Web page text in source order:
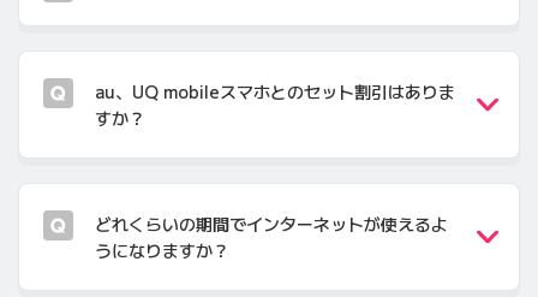
au、UQ mobileスマホとのセット割引はありま
すか？
どれくらいの期間でインターネットが使えるよ
うになりますか？